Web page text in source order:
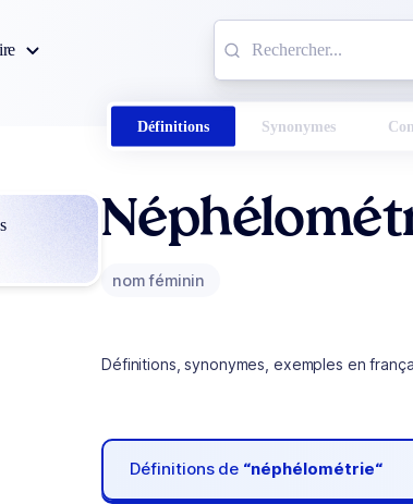
Définitions Synonymes
nom féminin
Définitions, synonymes, exemples en
Définitions de “néphélométrie“